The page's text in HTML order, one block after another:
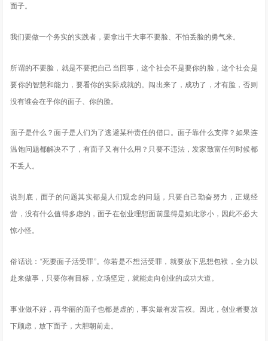
面子。
我们要做一个务实的实践者，要拿出干大事不要脸、不怕丢脸的勇气来。
所谓的不要脸，就是不要把自己当回事，这个社会不是要你的脸，这个社会是
要你的智慧和能力，要看你的实际成就的。闯出来了，成功了，才有脸，否则
没有谁会在乎你的面子、你的脸。
面子是什么？面子是人们为了逃避某种责任的借口。面子靠什么支撑？如果连
温饱问题都解决不了，有面子又有什么用？只要不违法，发家致富任何时候都
不丢人。
说到底，面子的问题其实都是人们观念的问题，只要自己勤奋努力，正规经
营，没有什么值得多虑的，面子在创业理想面前显得是如此渺小，因此不必大
惊小怪。
俗话说：“死要面子活受罪”。你若是不想活受罪，就要放下思想包袱，全力以
赴来做事，只要你有目标，立场坚定，就能走向创业的成功大道。
事业做不好，再华丽的面子也都是虚的，事实最有发言权。因此，创业者要放
下顾虑，放下面子，大胆朝前走。